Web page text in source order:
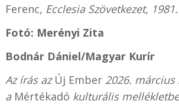
Ferenc, Ecclesia Szövetkezet, 1981.
Fotó: Merényi Zita
Bodnár Dániel/Magyar Kurír
Az írás az Új Ember 2026. március
a Mértékadó kulturális